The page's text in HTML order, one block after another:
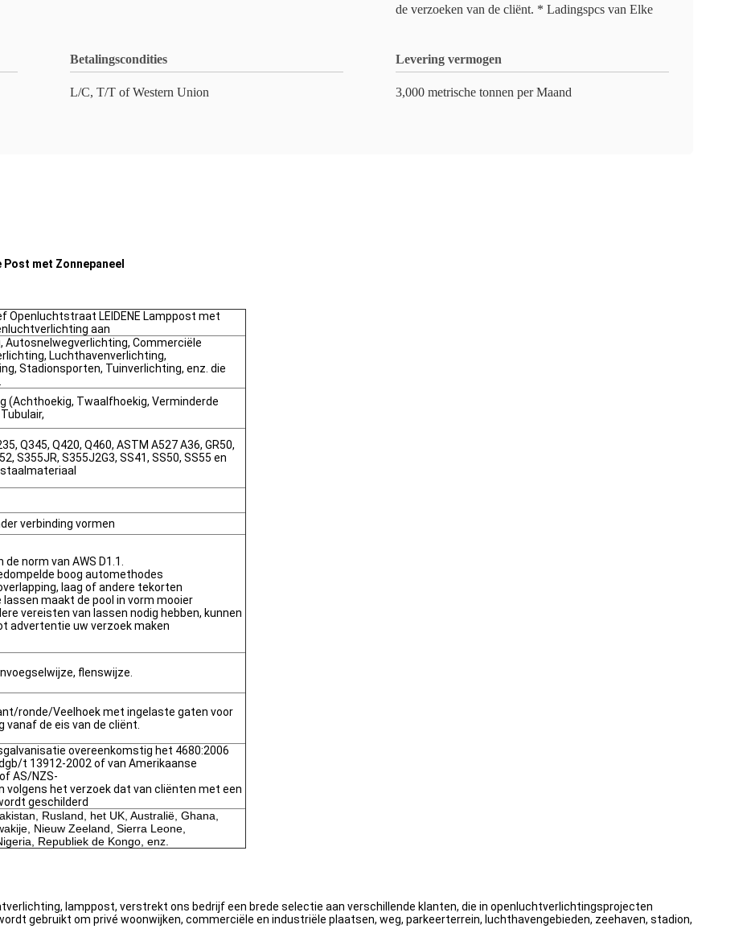
de verzoeken van de cliënt. * Ladingspcs van Elke
Betalingscondities
L/C, T/T of Western Union
Levering vermogen
3,000 metrische tonnen per Maand
met Zonnepaneel
Openluchtstraat LEIDENE Lamppost met
aan
Commerciële
Luchthavenverlichting,
Stadionsporten, Tuinverlichting, enz. die
(Achthoekig, Twaalfhoekig, Verminderde
Q345, Q420, Q460, ASTM A527 A36, GR50,
S355JR, S355J2G3, SS41, SS50, SS55 en
verbinding vormen
norm van AWS D1.1.
boog automethodes
laag of andere tekorten
maakt de pool in vorm mooier
vereisten van lassen nodig hebben, kunnen
advertentie uw verzoek maken
flenswijze.
ronde/Veelhoek met ingelaste gaten voor
de eis van de cliënt.
overeenkomstig het 4680:2006
t 13912-2002 of van Amerikaanse
AS/NZS-
volgens het verzoek dat van cliënten met een
geschilderd
Rusland, het UK, Australië, Ghana,
Nieuw Zeeland, Sierra Leone,
Republiek de Kongo, enz.
lamppost, verstrekt ons bedrijf een brede selectie aan verschillende klanten, die in openluchtverlichtingsprojecten
gebruikt om privé woonwijken, commerciële en industriële plaatsen, weg, parkeerterrein, luchthavengebieden, zeehaven, stadion,